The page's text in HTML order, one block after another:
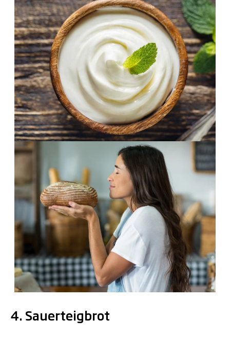
4. Sauerteigbrot